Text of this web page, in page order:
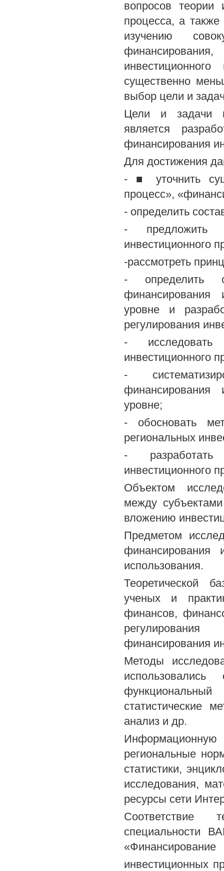
вопросов теории
процесса, а
изучению
существенно
выбор цели и
Цели и задачи
является
финансирования
Для достижения
- ■ уточнить
процесс»,
- определить
- предложить
инвестиционного
-рассмотреть
- определить
финансирования
уровне и
регулирования
- исследовать
инвестиционного
-
финансирования
уровне;
- обосновать
региональных
- разработать
инвестиционного
Объектом
между
вложению
Предметом
финансирования
использования.
Теоретической
ученых и
финансов,
финансирования
Методы
статистические
анализ и др.
региональные
статистики,
исследования,
ресурсы сети
Соответствие
специальности
«Финансирование
инвестиционных